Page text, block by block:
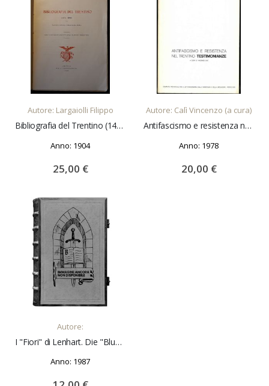
Autore: Largaiolli Filippo
Bibliografia del Trentino (1475-1903).
Anno: 1904
25,00 €
Autore: Calì Vincenzo (a cura)
Antifascismo e resistenza nel Trentino. Testimonianze.
Anno: 1978
20,00 €
AGGIUNGI AL CARRELLO
Autore:
I "Fiori" di Lenhart. Die "Blumen" von Lenhart. Disegni e dipinti. Merano, dicembre 1987
Anno: 1987